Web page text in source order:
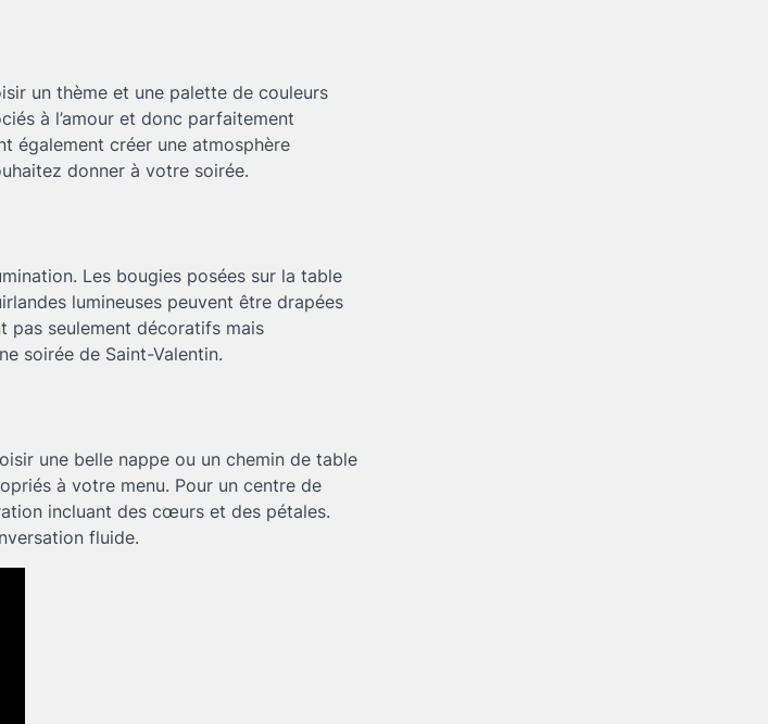
un thème et une palette de couleurs
à l’amour et donc parfaitement
également créer une atmosphère
donner à votre soirée.
Les bougies posées sur la table
lumineuses peuvent être drapées
pas seulement décoratifs mais
soirée de Saint-Valentin.
une belle nappe ou un chemin de table
à votre menu. Pour un centre de
incluant des cœurs et des pétales.
fluide.